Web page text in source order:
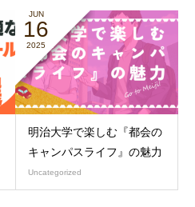
JUN
16
2025
明治大学で楽しむ『都会の
キャンパスライフ』の魅力
Uncategorized